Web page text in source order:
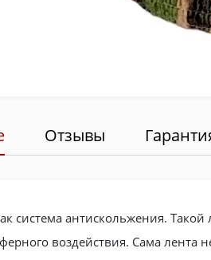
Отзывы
система антискольжения.
воздействия. Сама